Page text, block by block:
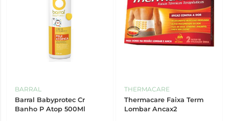
BARRAL
Barral Babyprotec Cr
Banho P Atop 500Ml
THERMACARE
Thermacare Faixa Term
Lombar Ancax2